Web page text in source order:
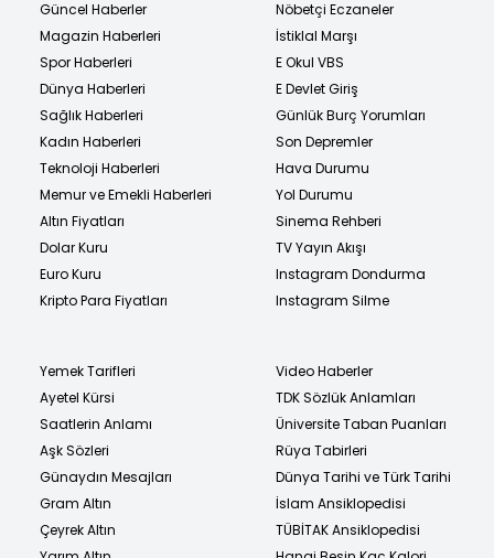
Güncel Haberler
Magazin Haberleri
Spor Haberleri
Dünya Haberleri
Sağlık Haberleri
Kadın Haberleri
Teknoloji Haberleri
Memur ve Emekli Haberleri
Altın Fiyatları
Dolar Kuru
Euro Kuru
Kripto Para Fiyatları
Nöbetçi Eczaneler
İstiklal Marşı
E Okul VBS
E Devlet Giriş
Günlük Burç Yorumları
Son Depremler
Hava Durumu
Yol Durumu
Sinema Rehberi
TV Yayın Akışı
Instagram Dondurma
Instagram Silme
Yemek Tarifleri
Ayetel Kürsi
Saatlerin Anlamı
Aşk Sözleri
Günaydın Mesajları
Gram Altın
Çeyrek Altın
Video Haberler
TDK Sözlük Anlamları
Üniversite Taban Puanları
Rüya Tabirleri
Dünya Tarihi ve Türk Tarihi
İslam Ansiklopedisi
TÜBİTAK Ansiklopedisi